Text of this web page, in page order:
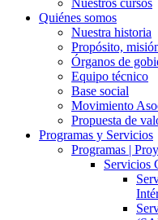
Nuestros cursos
Quiénes somos
Nuestra historia
Propósito,
Órganos de
Equipo técnico
Base social
Movimiento
Propuesta de
Programas y Servicios
Programas |
Servicios